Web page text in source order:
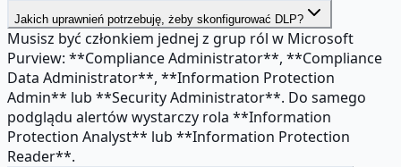
Jakich uprawnień potrzebuję, żeby skonfigurować DLP?
Musisz być członkiem jednej z grup ról w Microsoft
Purview: **Compliance Administrator**, **Compliance
Data Administrator**, **Information Protection
Admin** lub **Security Administrator**. Do samego
podglądu alertów wystarczy rola **Information
Protection Analyst** lub **Information Protection
Reader**.